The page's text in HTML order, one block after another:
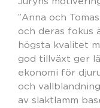
”Anna och
och deras fokus
högsta kvalitet
god tillväxt ger
ekonomi för
och
av slaktlamm